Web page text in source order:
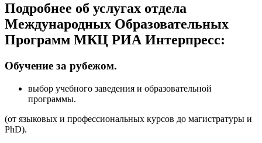
Подробнее об услугах отдела
Международных Образовательных
Программ МКЦ РИА Интерпресс:
Обучение за рубежом.
выбор учебного заведения и образовательной
программы.
(от языковых и профессиональных курсов до магистратуры и
PhD).